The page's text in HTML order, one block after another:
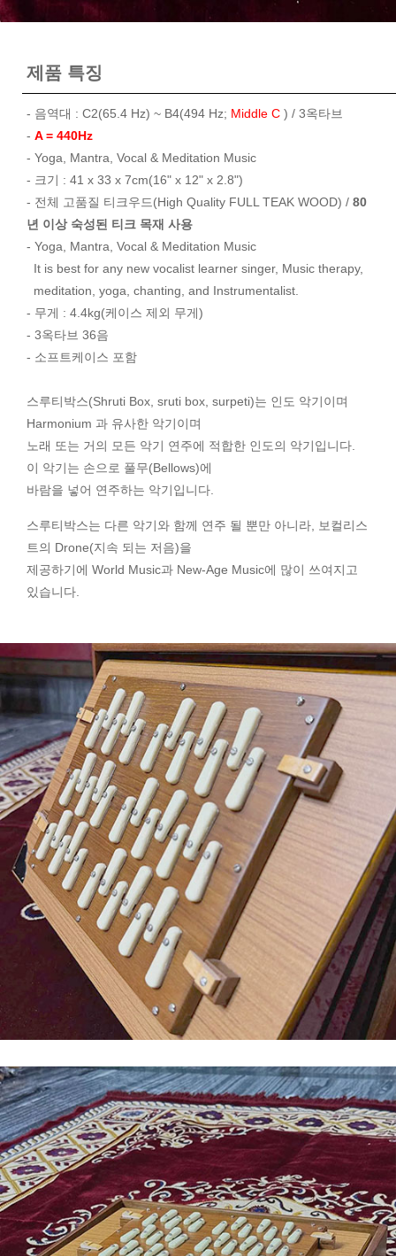
제품 특징
- 음역대 : C2(65.4 Hz) ~ B4(494 Hz; Middle C ) / 3옥타브
- A = 440Hz
- Yoga, Mantra, Vocal & Meditation Music
- 크기 : 41 x 33 x 7cm(16" x 12" x 2.8")
- 전체 고품질 티크우드(High Quality FULL TEAK WOOD) / 80
년 이상 숙성된 티크 목재 사용
- Yoga, Mantra, Vocal & Meditation Music
It is best for any new vocalist learner singer, Music therapy,
meditation, yoga, chanting, and Instrumentalist.
- 무게 : 4.4kg(케이스 제외 무게)
- 3옥타브 36음
- 소프트케이스 포함
스루티박스(Shruti Box, sruti box, surpeti)는 인도 악기이며
Harmonium 과 유사한 악기이며
노래 또는 거의 모든 악기 연주에 적합한 인도의 악기입니다.
이 악기는 손으로 풀무(Bellows)에
바람을 넣어 연주하는 악기입니다.
스루티박스는 다른 악기와 함께 연주 될 뿐만 아니라, 보컬리스
트의 Drone(지속 되는 저음)을
제공하기에 World Music과 New-Age Music에 많이 쓰여지고
있습니다.